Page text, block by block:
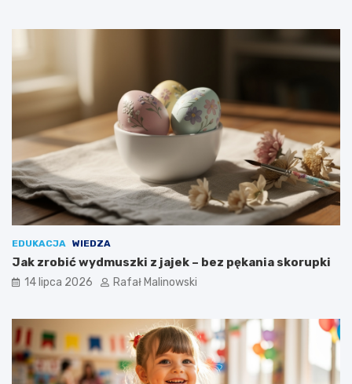
EDUKACJA WIEDZA
Jak zrobić wydmuszki z jajek – bez pękania skorupki
14 lipca 2026 Rafał Malinowski